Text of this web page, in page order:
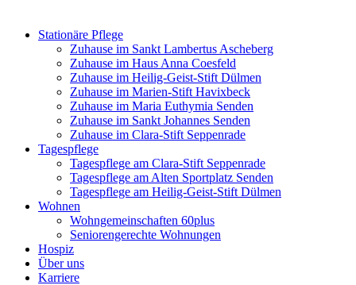
Stationäre Pflege
Zuhause im Sankt Lambertus Ascheberg
Zuhause im Haus Anna Coesfeld
Zuhause im Heilig-Geist-Stift Dülmen
Zuhause im Marien-Stift Havixbeck
Zuhause im Maria Euthymia Senden
Zuhause im Sankt Johannes Senden
Zuhause im Clara-Stift Seppenrade
Tagespflege
Tagespflege am Clara-Stift Seppenrade
Tagespflege am Alten Sportplatz Senden
Tagespflege am Heilig-Geist-Stift Dülmen
Wohnen
Wohngemeinschaften 60plus
Seniorengerechte Wohnungen
Hospiz
Über uns
Karriere